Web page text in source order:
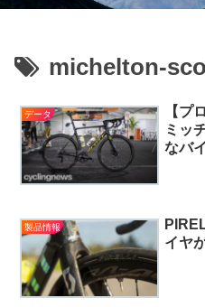
michelton-
データ
【プ
ミッ
なバ
製品情報
イヤ